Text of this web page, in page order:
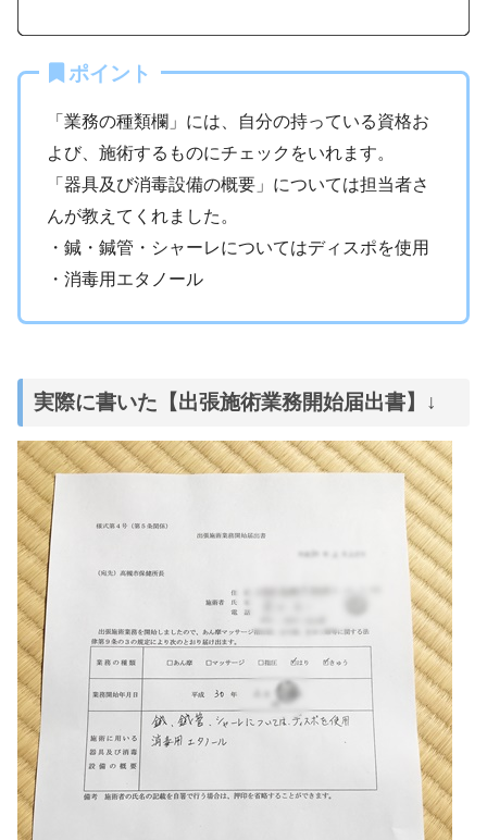
ポイント
「業務の種類欄」には、自分の持っている資格お
よび、施術するものにチェックをいれます。
「器具及び消毒設備の概要」については担当者さ
んが教えてくれました。
・鍼・鍼管・シャーレについてはディスポを使用
・消毒用エタノール
実際に書いた【出張施術業務開始届出書】↓